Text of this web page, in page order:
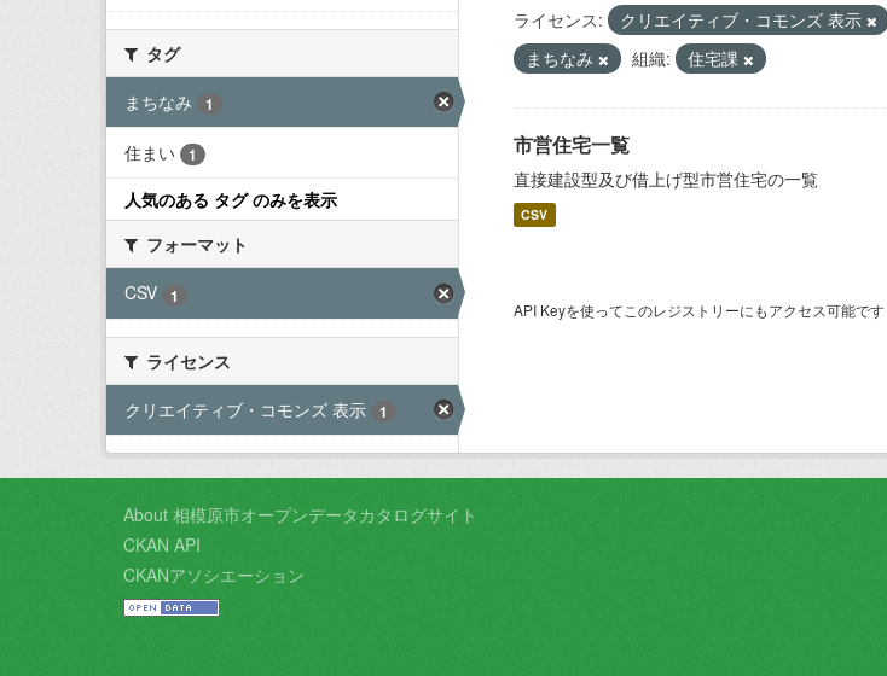
タグ
まちなみ
1
住まい 1
人気のある タグ のみを表示
フォーマット
CSV
1
ライセンス
クリエイティブ・コモンズ 表示
1
ライセンス: クリエイティブ・コモンズ 表示
まちなみ
組織: 住宅課
市営住宅一覧
直接建設型及び借上げ型市営住宅の一覧
CSV
API Keyを使ってこのレジストリーにもアクセス可能です
About 相模原市オープンデータカタログサイト
CKAN API
CKANアソシエーション